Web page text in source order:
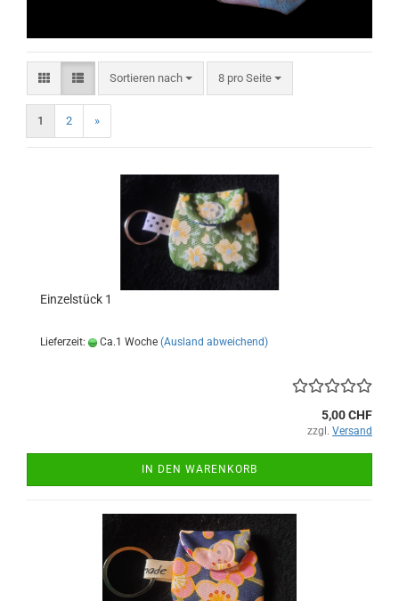
Sortieren nach
Sortieren nach 8 pro Seite
pro Seite
1 2 »
Einzelstück 1
Lieferzeit: Ca.1 Woche (Ausland abweichend)
5,00 CHF
zzgl. Versand
IN DEN WARENKORB